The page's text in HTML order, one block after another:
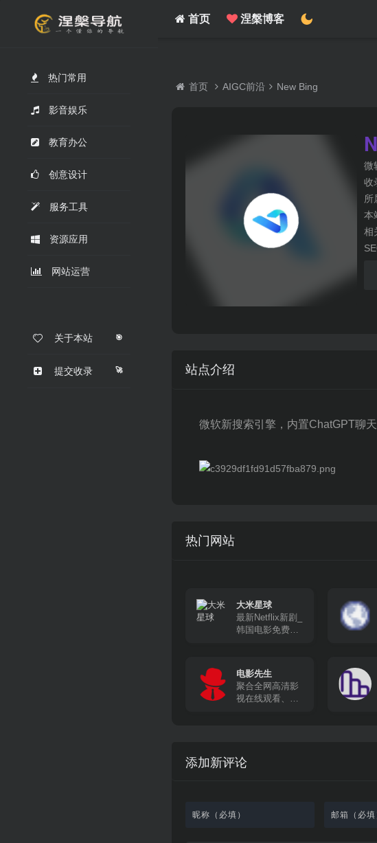
热门常用
影音娱乐
教育办公
创意设计
服务工具
资源应用
网站运营
关于本站 🎯
提交收录 🚀
首页 涅槃博客
首页 AIGC前沿 New Bing
微
收
所
本
相
站点介绍
微软新搜索引擎，内置ChatGPT聊天
热门网站
大米星球
最新Netflix新剧_
韩国电影免费在
电影先生
聚合全网高清影
视在线观看、下
添加新评论